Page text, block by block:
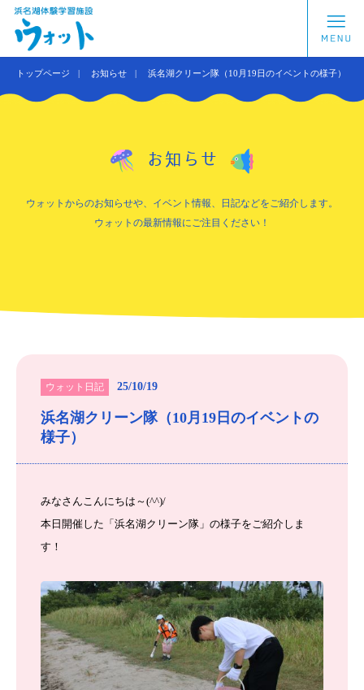
トップページ お知らせ 浜名湖クリーン隊（10月19日のイベントの様子）
お知らせ
ウォットからのお知らせや、イベント情報、日記などをご紹介します。
ウォットの最新情報にご注目ください！
ウォット日記 25/10/19
浜名湖クリーン隊（10月19日のイベントの
様子）
みなさんこんにちは～(^^)/
本日開催した「浜名湖クリーン隊」の様子をご紹介しま
す！